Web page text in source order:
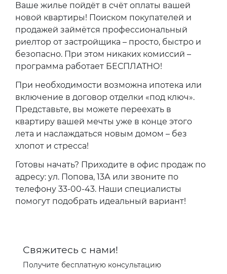
Ваше жилье пойдёт в счёт оплаты вашей
новой квартиры! Поиском покупателей и
продажей займётся профессиональный
риелтор от застройщика – просто, быстро и
безопасно. При этом никаких комиссий –
программа работает БЕСПЛАТНО!
При необходимости возможна ипотека или
включение в договор отделки «под ключ».
Представьте, вы можете переехать в
квартиру вашей мечты уже в конце этого
лета и наслаждаться новым домом – без
хлопот и стресса!
Готовы начать? Приходите в офис продаж по
адресу: ул. Попова, 13А или звоните по
телефону 33-00-43. Наши специалисты
помогут подобрать идеальный вариант!
Свяжитесь с нами!
Получите бесплатную консультацию